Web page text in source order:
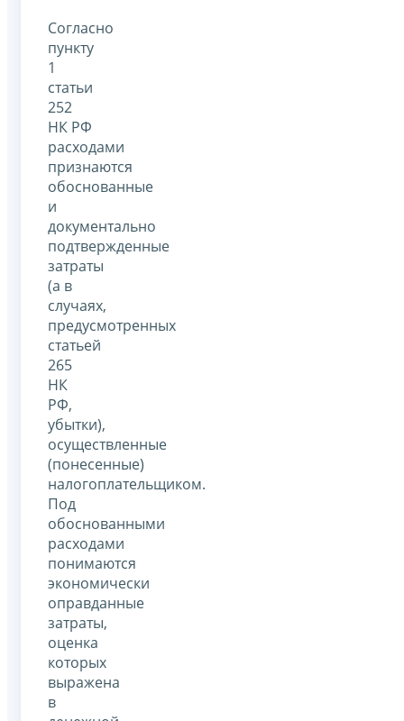
Согласно
пункту
1
статьи
252
НК РФ
расходами
признаются
обоснованные
и
документально
подтвержденные
затраты
(а в
случаях,
предусмотренных
статьей
265
НК
РФ,
убытки),
осуществленные
(понесенные)
налогоплательщиком.
Под
обоснованными
расходами
понимаются
экономически
оправданные
затраты,
оценка
которых
выражена
в